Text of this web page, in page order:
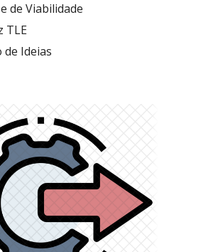
de Viabilidade
TLE
de Ideias